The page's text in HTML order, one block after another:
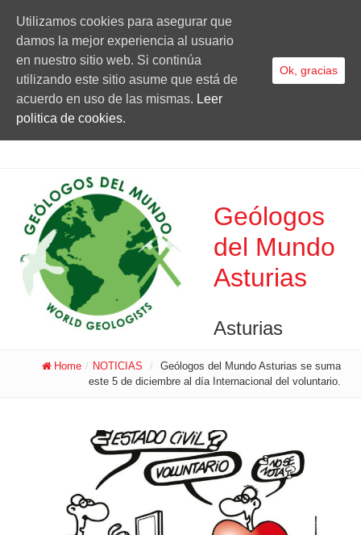
Geólogos
del Mundo
Asturias
Asturias
Home / NOTICIAS /
Geólogos del Mundo Asturias se suma
este 5 de diciembre al día Internacional del voluntario.
Utilizamos cookies para asegurar que
damos la mejor experiencia al usuario
en nuestro sitio web. Si continúa
utilizando este sitio asume que está de
acuerdo en uso de las mismas. Leer
politica de cookies.
Ok, gracias